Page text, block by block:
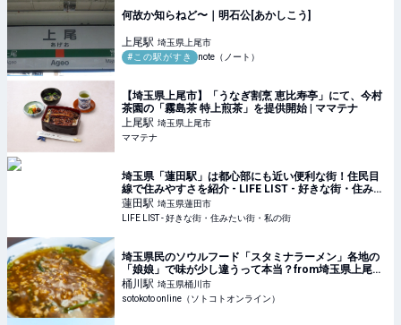
何故か知らねど〜｜明石公[あかしこう]
上尾駅 埼玉県上尾市
#この駅がすき
note（ノート）
【埼玉県上尾市】「うなぎ割烹 恵比寿亭」にて、今村
茶園の「霧島茶 特上煎茶」を提供開始 | ママテナ
上尾駅 埼玉県上尾市
ママテナ
埼玉県「蓮田駅」は都心部にも近い便利な街！住民目
線で住みやすさを紹介 - LIFE LIST - 好きな街・住みた
い街・私の街
蓮田駅 埼玉県蓮田市
LIFE LIST - 好きな街・住みたい街・私の街
埼玉県民のソウルフード「スタミナラーメン」各地の
「娘娘」で味が少し違うって本当？from埼玉県上尾市
| sotokoto online（ソトコトオンライン）
桶川駅 埼玉県桶川市
sotokoto online（ソトコトオンライン）